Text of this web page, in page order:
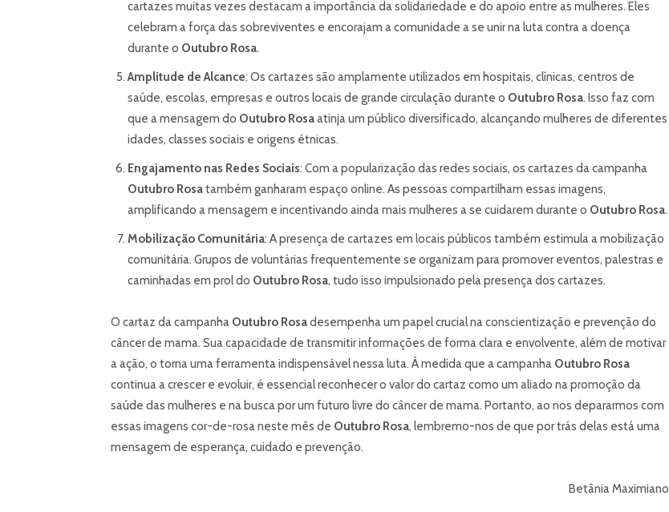
cartazes muitas vezes destacam a importância da solidariedade e do apoio entre as mulheres. Eles
celebram a força das sobreviventes e encorajam a comunidade a se unir na luta contra a doença
durante o Outubro Rosa.
Amplitude de Alcance: Os cartazes são amplamente utilizados em hospitais, clínicas, centros de
saúde, escolas, empresas e outros locais de grande circulação durante o Outubro Rosa. Isso faz com
que a mensagem do Outubro Rosaatinja um público diversificado, alcançando mulheres de diferentes
idades, classes sociais e origens étnicas.
Engajamento nas Redes Sociais: Com a popularização das redes sociais, os cartazes da campanha
Outubro Rosatambém ganharam espaço online. As pessoas compartilham essas imagens,
amplificando a mensagem e incentivando ainda mais mulheres a se cuidarem durante o Outubro Rosa.
Mobilização Comunitária: A presença de cartazes em locais públicos também estimula a mobilização
comunitária. Grupos de voluntárias frequentemente se organizam para promover eventos, palestras e
caminhadas em prol do Outubro Rosa, tudo isso impulsionado pela presença dos cartazes.
O cartaz da campanha Outubro Rosadesempenha um papel crucial na conscientização e prevenção do
câncer de mama. Sua capacidade de transmitir informações de forma clara e envolvente, além de motivar
a ação, o torna uma ferramenta indispensável nessa luta. À medida que a campanha Outubro Rosa
continua a crescer e evoluir, é essencial reconhecer o valor do cartaz como um aliado na promoção da
saúde das mulheres e na busca por um futuro livre do câncer de mama. Portanto, ao nos depararmos com
essas imagens cor-de-rosa neste mês de Outubro Rosa, lembremo-nos de que por trás delas está uma
mensagem de esperança, cuidado e prevenção.
Betânia Maximiano